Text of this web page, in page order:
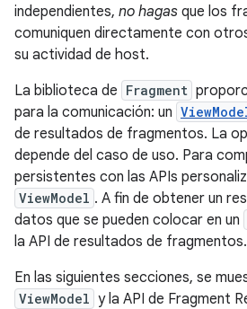
independientes, no hagas que los
comuniquen directamente con
su actividad de host.
La biblioteca de Fragment
para la comunicación: un
de resultados de fragmentos. La
depende del caso de uso. Para
persistentes con las APIs
ViewModel . A fin de obtener un
datos que se pueden colocar en un
la API de resultados de fragmentos.
En las siguientes secciones, se
ViewModel y la API de Fragment